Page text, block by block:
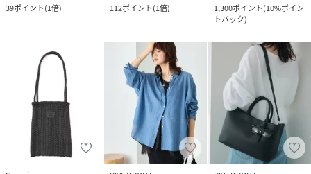
39ポイント(1倍)
112ポイント(1倍)
1,300ポイント(10%ポイン
トバック)